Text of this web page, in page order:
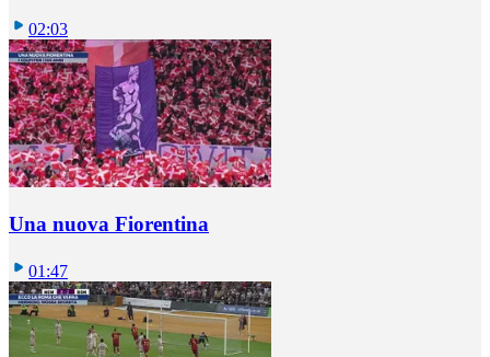
02:03
Una nuova Fiorentina
01:47